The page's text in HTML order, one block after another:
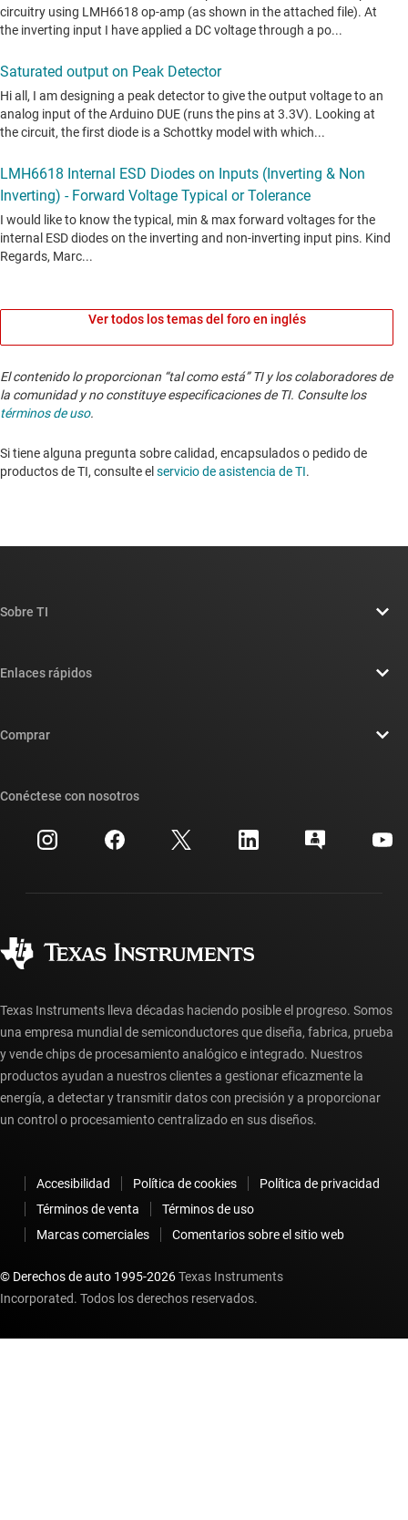
Ver todos los temas del foro en inglés
El contenido lo proporcionan “tal como está” TI y los colaboradores de
la comunidad y no constituye especificaciones de TI. Consulte los
términos de uso.
Si tiene alguna pregunta sobre calidad, encapsulados o pedido de
productos de TI, consulte el servicio de asistencia de TI. ​​​​​​​​​​​​​​
Sobre TI
Sala de redacción
Relaciones con los inversionistas
Fabricación
Enlaces rápidos
Búsqueda de referencias cruzadas
Centro de atención al cliente
Preguntas frecuentes sobre la cuenta myTI
Comprar
Preguntas frecuentes sobre pedidos
Conéctese con nosotros
Texas Instruments lleva décadas haciendo posible el progreso. Somos
una empresa mundial de semiconductores que diseña, fabrica, prueba
y vende chips de procesamiento analógico e integrado. Nuestros
productos ayudan a nuestros clientes a gestionar eficazmente la
energía, a detectar y transmitir datos con precisión y a proporcionar
un control o procesamiento centralizado en sus diseños.
Accesibilidad Política de cookies
Política de privacidad
Términos de venta
Términos de uso
Marcas comerciales
Comentarios sobre el sitio web
© Derechos de auto 1995-2026Texas Instruments
Incorporated. Todos los derechos reservados.